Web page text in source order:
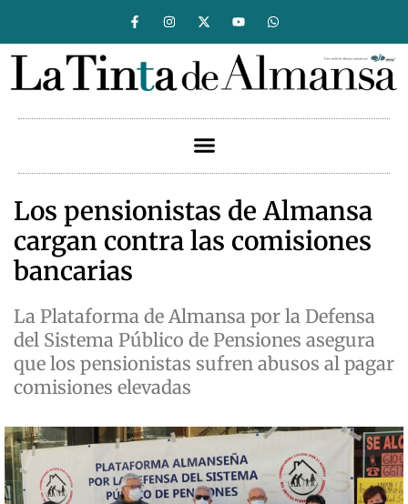
Los pensionistas de Almansa
cargan contra las comisiones
bancarias
La Plataforma de Almansa por la Defensa
del Sistema Público de Pensiones asegura
que los pensionistas sufren abusos al pagar
comisiones elevadas